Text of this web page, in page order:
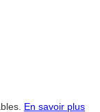
En savoir plus